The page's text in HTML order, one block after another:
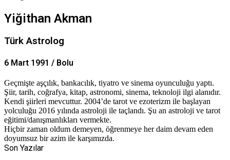
Yiğithan Akman
Türk Astrolog
6 Mart 1991 / Bolu
Geçmişte aşçılık, bankacılık, tiyatro ve sinema oyunculuğu yaptı.
Şiir, tarih, coğrafya, kitap, astronomi, sinema, teknoloji ilgi alanıdır.
Kendi şiirleri mevcuttur. 2004’de tarot ve ezoterizm ile başlayan
yolculuğu 2016 yılında astroloji ile taçlandı. Şu an astroloji ve tarot
eğitimi/danışmanlıkları vermekte.
Hiçbir zaman oldum demeyen, öğrenmeye her daim devam eden
doyumsuz bir azim ile karşımızda.
Son Yazılar